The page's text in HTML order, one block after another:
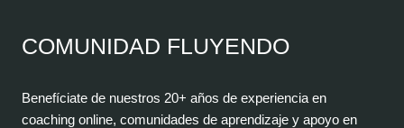
COMUNIDAD FLUYENDO
Benefíciate de nuestros 20+ años de experiencia en
coaching online, comunidades de aprendizaje y apoyo en